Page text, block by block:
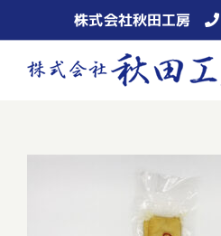
to
content
株式会社秋田工房